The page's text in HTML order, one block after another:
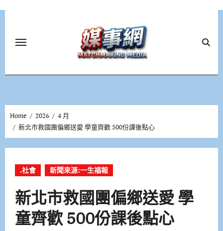
Home 2026
4 月
新北市救國團偏鄉送愛 學童齊歡 500份課後點心
.社會 新聞來源:一生福報
新北市救國團偏鄉送愛 學
童齊歡 500份課後點心